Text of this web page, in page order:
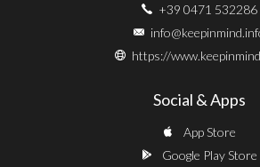
+39 0471 532286
https://
Social & Apps
App Store
Google Play Store